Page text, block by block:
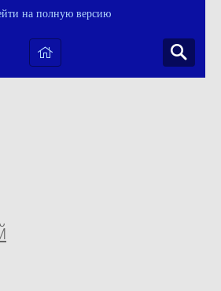
на полную версию